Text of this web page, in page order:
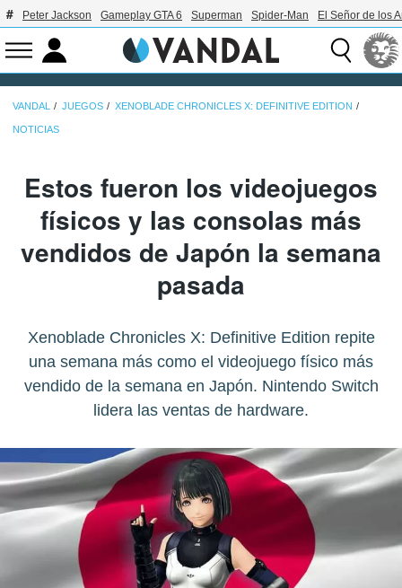
Peter Jackson Gameplay GTA 6 Superman Spider-Man El Señor de los
VANDAL JUEGOS XENOBLADE CHRONICLES X: DEFINITIVE EDITION
NOTICIAS
Estos fueron los videojuegos
físicos y las consolas más
vendidos de Japón la semana
pasada
Xenoblade Chronicles X: Definitive Edition repite
una semana más como el videojuego físico más
vendido de la semana en Japón. Nintendo Switch
lidera las ventas de hardware.